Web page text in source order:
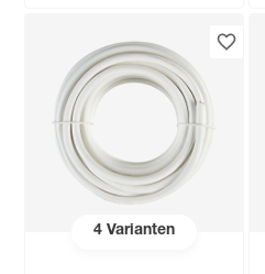
4Varianten